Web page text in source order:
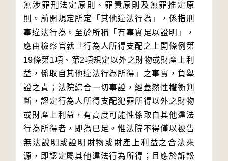
無涉罪刑法定原則、罪責原則及無罪推定原
則。前開規定所定「其他違法行為」，係指刑
事違法行為。至於所稱「有事實足以證明」，
應由檢察官就「行為人所得支配之上開條例第
19條第1項、第2項規定以外之財物或財產上利
益，係取自其他違法行為所得」之事實，負舉
證之責；法院綜合一切事證，經蓋然性權衡判
斷，認定行為人所得支配犯罪所得以外之財物
或財產上利益，有高度可能性係取自其他違法
行為所得者，即為已足。惟法院不得僅以被告
無法說明或證明財物或財產上利益之合法來
源，即認定屬其他違法行為所得；且應於訴訟